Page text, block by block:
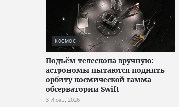
КОСМОС
Подъём телескопа вручную:
астрономы пытаются поднять
орбиту космической гамма-
обсерватории Swift
3 Июль, 2026